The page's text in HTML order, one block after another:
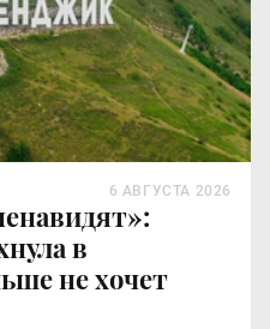
в
не хочет
6 АВГУСТА 2026